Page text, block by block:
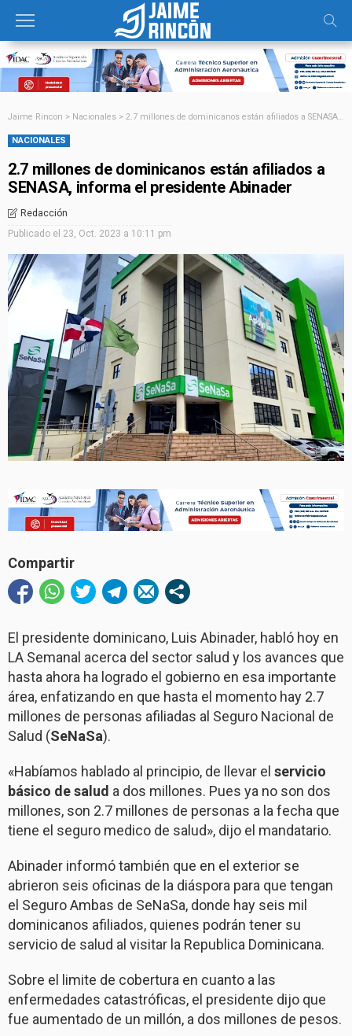
Jaime Rincon > Nacionales > 2.7 millones de dominicanos están afiliados a SENASA, informa el presidente Abinader
NACIONALES
2.7 millones de dominicanos están afiliados a
SENASA, informa el presidente Abinader
Redacción
Publicado el 23, Oct. 2023 a 10:11 pm
Compartir
El presidente dominicano, Luis Abinader, habló hoy en
LA Semanal acerca del sector salud y los avances que
hasta ahora ha logrado el gobierno en esa importante
área, enfatizando en que hasta el momento hay 2.7
millones de personas afiliadas al Seguro Nacional de
Salud (SeNaSa).
«Habíamos hablado al principio, de llevar el servicio
básico de salud a dos millones. Pues ya no son dos
millones, son 2.7 millones de personas a la fecha que
tiene el seguro medico de salud», dijo el mandatario.
Abinader informó también que en el exterior se
abrieron seis oficinas de la diáspora para que tengan
el Seguro Ambas de SeNaSa, donde hay seis mil
dominicanos afiliados, quienes podrán tener su
servicio de salud al visitar la Republica Dominicana.
Sobre el limite de cobertura en cuanto a las
enfermedades catastróficas, el presidente dijo que
fue aumentado de un millón, a dos millones de pesos.